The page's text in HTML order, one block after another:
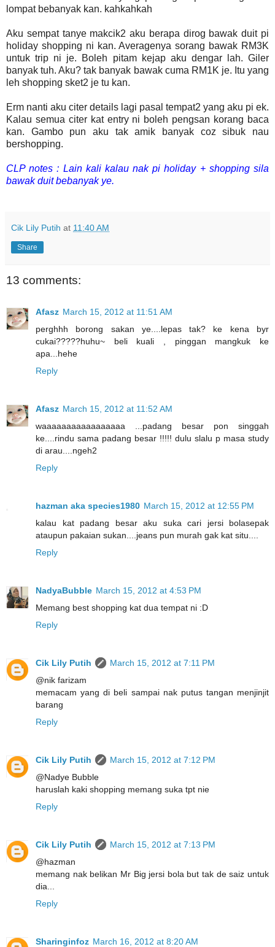
lompat bebanyak kan. kahkahkah
Aku sempat tanye makcik2 aku berapa dirog bawak duit pi
holiday shopping ni kan. Averagenya sorang bawak RM3K
untuk trip ni je. Boleh pitam kejap aku dengar lah. Giler
banyak tuh. Aku? tak banyak bawak cuma RM1K je. Itu yang
leh shopping sket2 je tu kan.
Erm nanti aku citer details lagi pasal tempat2 yang aku pi ek.
Kalau semua citer kat entry ni boleh pengsan korang baca
kan. Gambo pun aku tak amik banyak coz sibuk nau
bershopping.
CLP notes : Lain kali kalau nak pi holiday + shopping sila
bawak duit bebanyak ye.
Cik Lily Putih at 11:40 AM
Share
13 comments:
Afasz March 15, 2012 at 11:51 AM
perghhh borong sakan ye....lepas tak? ke kena byr
cukai?????huhu~ beli kuali , pinggan mangkuk ke
apa...hehe
Reply
Afasz March 15, 2012 at 11:52 AM
waaaaaaaaaaaaaaaaa ...padang besar pon singgah
ke....rindu sama padang besar !!!!! dulu slalu p masa study
di arau....ngeh2
Reply
hazman aka species1980 March 15, 2012 at 12:55 PM
kalau kat padang besar aku suka cari jersi bolasepak
ataupun pakaian sukan....jeans pun murah gak kat situ....
Reply
NadyaBubble March 15, 2012 at 4:53 PM
Memang best shopping kat dua tempat ni :D
Reply
Cik Lily Putih
March 15, 2012 at 7:11 PM
@nik farizam
memacam yang di beli sampai nak putus tangan menjinjit
barang
Reply
Cik Lily Putih
March 15, 2012 at 7:12 PM
@Nadye Bubble
haruslah kaki shopping memang suka tpt nie
Reply
Cik Lily Putih
March 15, 2012 at 7:13 PM
@hazman
memang nak belikan Mr Big jersi bola but tak de saiz untuk
dia...
Reply
Sharinginfoz March 16, 2012 at 8:20 AM